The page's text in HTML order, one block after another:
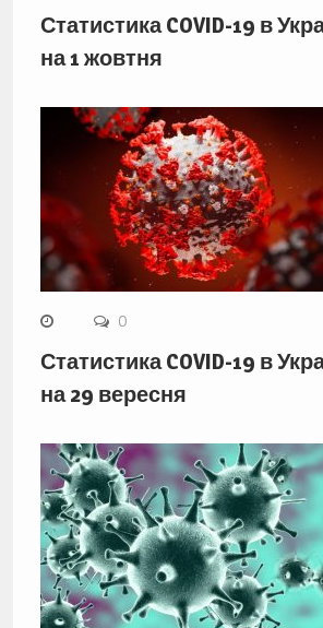
Статистика COVID-19 в
на 1 жовтня
0
Статистика COVID-19 в
на 29 вересня